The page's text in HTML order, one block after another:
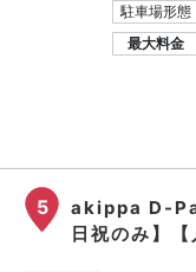
駐車場形態
最大料金
5
akippa D-
日祝のみ】